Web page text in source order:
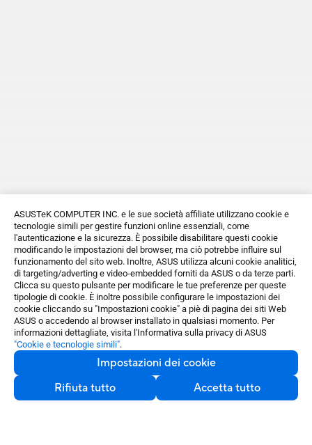
ASUSTeK COMPUTER INC. e le sue società affiliate utilizzano cookie e
tecnologie simili per gestire funzioni online essenziali, come
l'autenticazione e la sicurezza. È possibile disabilitare questi cookie
modificando le impostazioni del browser, ma ciò potrebbe influire sul
funzionamento del sito web. Inoltre, ASUS utilizza alcuni cookie analitici,
di targeting/adverting e video-embedded forniti da ASUS o da terze parti.
Clicca su questo pulsante per modificare le tue preferenze per queste
tipologie di cookie. È inoltre possibile configurare le impostazioni dei
cookie cliccando su "Impostazioni cookie" a piè di pagina dei siti Web
ASUS o accedendo al browser installato in qualsiasi momento. Per
informazioni dettagliate, visita l'Informativa sulla privacy di ASUS
"Cookie e tecnologie simili".
Impostazioni dei cookie
Rifiuta tutto
Accetta tutto